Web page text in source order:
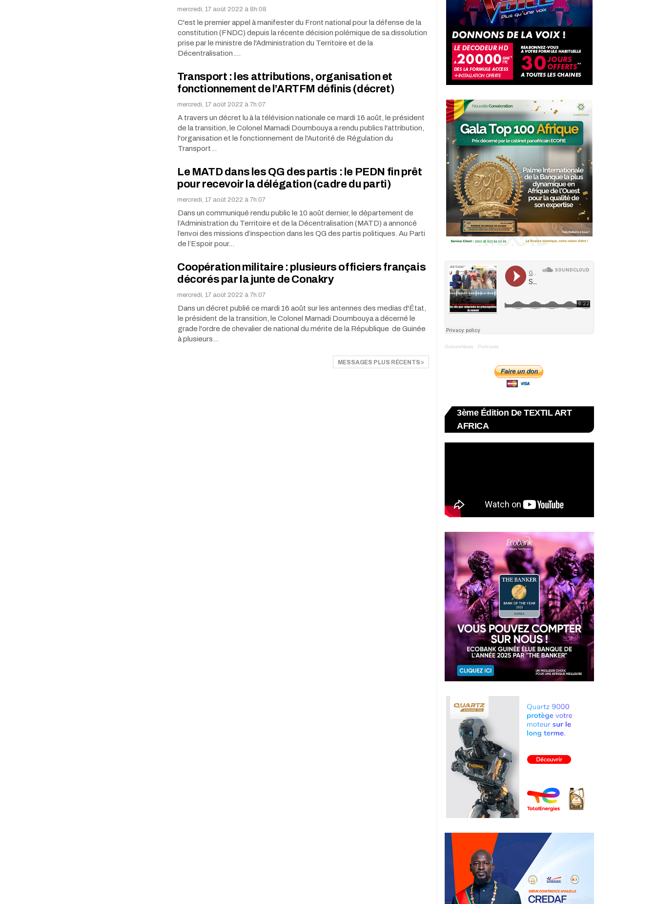
mercredi, 17 août 2022 à 8h:08
C'est le premier appel à manifester du Front national pour la défense de la
constitution (FNDC) depuis la récente décision polémique de sa dissolution
prise par le ministre de l'Administration du Territoire et de la
Décentralisation.…
Transport : les attributions, organisation et
fonctionnement de l’ARTFM définis (décret)
mercredi, 17 août 2022 à 7h:07
A travers un décret lu à la télévision nationale ce mardi 16 août, le président
de la transition, le Colonel Mamadi Doumbouya a rendu publics l'attribution,
l'organisation et le fonctionnement de l'Autorité de Régulation du
Transport…
Le MATD dans les QG des partis : le PEDN fin prêt
pour recevoir la délégation (cadre du parti)
mercredi, 17 août 2022 à 7h:07
Dans un communiqué rendu public le 10 août dernier, le département de
l’Administration du Territoire et de la Décentralisation (MATD) a annoncé
l’envoi des missions d’inspection dans les QG des partis politiques. Au Parti
de l’Espoir pour…
Coopération militaire : plusieurs officiers français
décorés par la junte de Conakry
mercredi, 17 août 2022 à 7h:07
Dans un décret publié ce mardi 16 août sur les antennes des medias d'État,
le président de la transition, le Colonel Mamadi Doumbouya a décerné le
grade l'ordre de chevalier de national du mérite de la République de Guinée
à plusieurs…
MESSAGES PLUS RÉCENTS
GuineeNews · Podcasts
3ème Édition De TEXTIL ART
AFRICA